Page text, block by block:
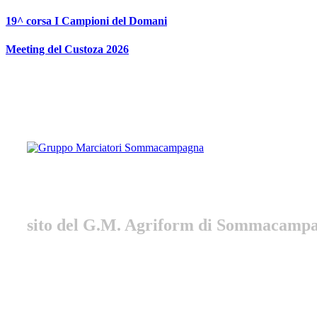
Vai
contenuto
19^ corsa I Campioni del Domani
Meeting del Custoza 2026
sito del G.M. Agriform di